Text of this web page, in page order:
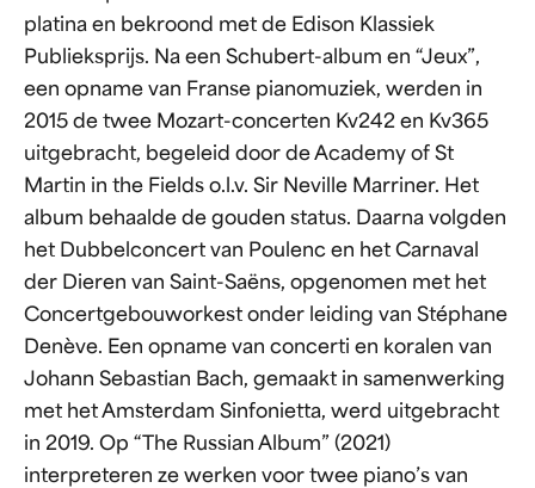
platina en bekroond met de Edison Klassiek
Publieksprijs. Na een Schubert-album en “Jeux”,
een opname van Franse pianomuziek, werden in
2015 de twee Mozart-concerten Kv242 en Kv365
uitgebracht, begeleid door de Academy of St
Martin in the Fields o.l.v. Sir Neville Marriner. Het
album behaalde de gouden status. Daarna volgden
het Dubbelconcert van Poulenc en het Carnaval
der Dieren van Saint-Saëns, opgenomen met het
Concertgebouworkest onder leiding van Stéphane
Denève. Een opname van concerti en koralen van
Johann Sebastian Bach, gemaakt in samenwerking
met het Amsterdam Sinfonietta, werd uitgebracht
in 2019. Op “The Russian Album” (2021)
interpreteren ze werken voor twee piano’s van